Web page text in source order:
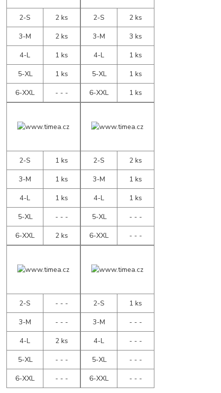
2-S
2 ks
3-M
2 ks
4-L
1 ks
5-XL
1 ks
6-XXL
- - -
2-S
2 ks
3-M
3 ks
4-L
1 ks
5-XL
1 ks
6-XXL
1 ks
2-S
1 ks
3-M
1 ks
4-L
1 ks
5-XL
- - -
6-XXL
2 ks
2-S
2 ks
3-M
1 ks
4-L
1 ks
5-XL
- - -
6-XXL
- - -
2-S
- - -
3-M
- - -
4-L
2 ks
5-XL
- - -
6-XXL
- - -
2-S
1 ks
3-M
- - -
4-L
- - -
5-XL
- - -
6-XXL
- - -